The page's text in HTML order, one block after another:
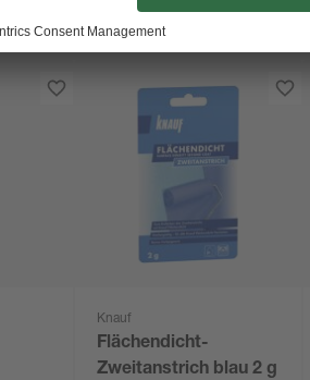
Knauf
Flächendicht-
Zweitanstrich blau 2 g